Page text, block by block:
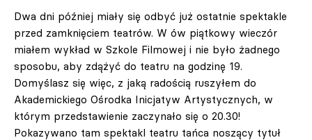
Dwa dni później miały się odbyć już ostatnie spektakle
przed zamknięciem teatrów. W ów piątkowy wieczór
miałem wykład w Szkole Filmowej i nie było żadnego
sposobu, aby zdążyć do teatru na godzinę 19.
Domyślasz się więc, z jaką radością ruszyłem do
Akademickiego Ośrodka Inicjatyw Artystycznych, w
którym przedstawienie zaczynało się o 20.30!
Pokazywano tam spektakl teatru tańca noszący tytuł